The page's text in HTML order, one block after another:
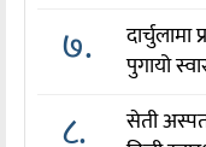
७.
पुगायो
८.
सेती